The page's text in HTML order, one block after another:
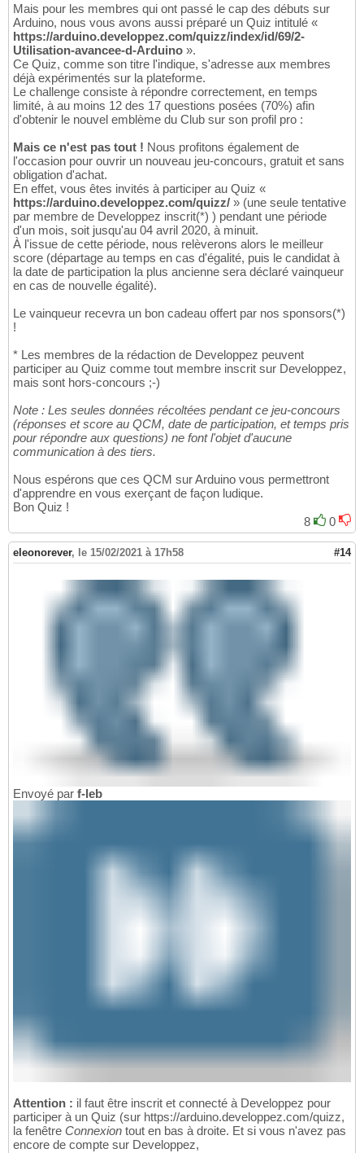
Mais pour les membres qui ont passé le cap des débuts sur
Arduino, nous vous avons aussi préparé un Quiz intitulé «
https://arduino.developpez.com/quizz/index/id/69/2-
Utilisation-avancee-d-Arduino ».
Ce Quiz, comme son titre l'indique, s'adresse aux membres
déjà expérimentés sur la plateforme.
Le challenge consiste à répondre correctement, en temps
limité, à au moins 12 des 17 questions posées (70%) afin
d'obtenir le nouvel emblème du Club sur son profil pro :
Mais ce n'est pas tout ! Nous profitons également de
l'occasion pour ouvrir un nouveau jeu-concours, gratuit et sans
obligation d'achat.
En effet, vous êtes invités à participer au Quiz «
https://arduino.developpez.com/quizz/ » (une seule tentative
par membre de Developpez inscrit(*) ) pendant une période
d'un mois, soit jusqu'au 04 avril 2020, à minuit.
À l'issue de cette période, nous relèverons alors le meilleur
score (départage au temps en cas d'égalité, puis le candidat à
la date de participation la plus ancienne sera déclaré vainqueur
en cas de nouvelle égalité).
Le vainqueur recevra un bon cadeau offert par nos sponsors(*)
!
* Les membres de la rédaction de Developpez peuvent
participer au Quiz comme tout membre inscrit sur Developpez,
mais sont hors-concours ;-)
Note : Les seules données récoltées pendant ce jeu-concours
(réponses et score au QCM, date de participation, et temps pris
pour répondre aux questions) ne font l'objet d'aucune
communication à des tiers.
Nous espérons que ces QCM sur Arduino vous permettront
d'apprendre en vous exerçant de façon ludique.
Bon Quiz !
8
0
eleonorever, le 15/02/2021 à 17h58 #14
Envoyé par f-leb
Attention : il faut être inscrit et connecté à Developpez pour
participer à un Quiz (sur https://arduino.developpez.com/quizz,
la fenêtre Connexion tout en bas à droite. Et si vous n'avez pas
encore de compte sur Developpez,